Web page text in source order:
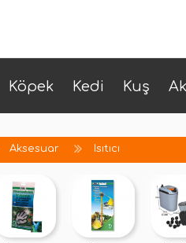
Köpek Kedi Kuş
Aksesuar Isıtıcı